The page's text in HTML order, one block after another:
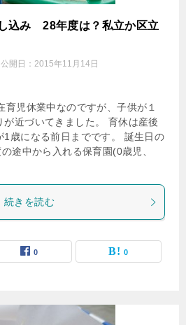
込み 28年度は？私立か区立
公開日： 2015年11月14日
児休業中なのですが、子供が１
が近づいてきました。 育休は産後
1歳になる前日までです。 誕生日の
途中から入れる保育園(0歳児、
続きを読む
0 0